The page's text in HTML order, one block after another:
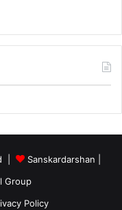
| Sanskardarshan
Group
Policy